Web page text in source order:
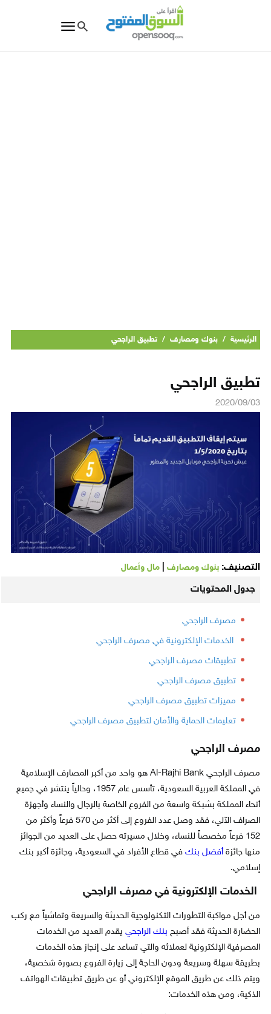
الرئيسية / بنوك ومصارف / تطبيق الراجحي
تطبيق الراجحي
2020/09/03
التصنيف: بنوك ومصارف| مال وأعمال
جدول المحتويات
مصرف الراجحي
الخدمات الإلكترونية في مصرف الراجحي
تطبيقات مصرف الراجحي
تطبيق مصرف الراجحي
مميزات تطبيق مصرف الراجحي
تعليمات الحماية والأمان لتطبيق مصرف الراجحي
مصرف الراجحي
مصرف الراجحي Al-Rajhi Bank هو واحد من أكبر المصارف الإسلامية
في المملكة العربية السعودية، تأسس عام 1957، وحالياً ينتشر في جميع
أنحاء المملكة بشبكة واسعة من الفروع الخاصة بالرجال والنساء وأجهزة
الصراف الآلي، فقد وصل عدد الفروع إلى أكثر من 570 فرعاً وأكثر من
152 فرعاً مخصصاً للنساء، وخلال مسيرته حصل على العديد من الجوائز
منها جائزة أفضل بنكفي قطاع الأفراد في السعودية، وجائزة أكبر بنك
إسلامي.
الخدمات الإلكترونية في مصرف الراجحي
من أجل مواكبة التطورات التكنولوجية الحديثة والسريعة وتماشياً مع ركب
الحضارة الحديثة فقد أصبح بنك الراجحييقدم العديد من الخدمات
المصرفية الإلكترونية لعملائه والتي تساعد على إنجاز هذه الخدمات
بطريقة سهلة وسريعة ودون الحاجة إلى زيارة الفروع بصورة شخصية،
ويتم ذلك عن طريق الموقع الإلكتروني أو عن طريق تطبيقات الهواتف
الذكية، ومن هذه الخدمات: